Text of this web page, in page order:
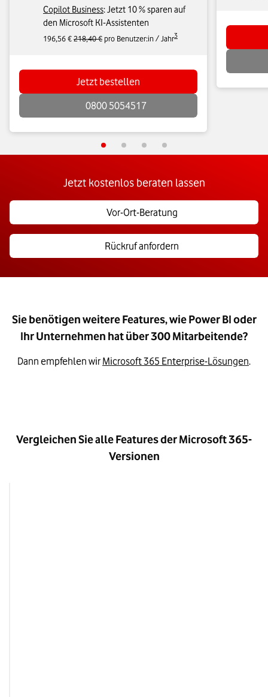
Copilot Business: Jetzt 10 % sparen auf
den Microsoft KI-Assistenten
196,56 €218,40 € pro Benutzer:in / Jahr3
Jetzt bestellen
0800 5054517
Jetzt kostenlos beraten lassen
Vor-Ort-Beratung
Rückruf anfordern
Sie benötigen weitere Features, wie Power BI oder
Ihr Unternehmen hat über 300 Mitarbeitende?​
Dann empfehlen wir Microsoft 365 Enterprise-Lösungen.
Vergleichen Sie alle Features der Microsoft 365-
Versionen